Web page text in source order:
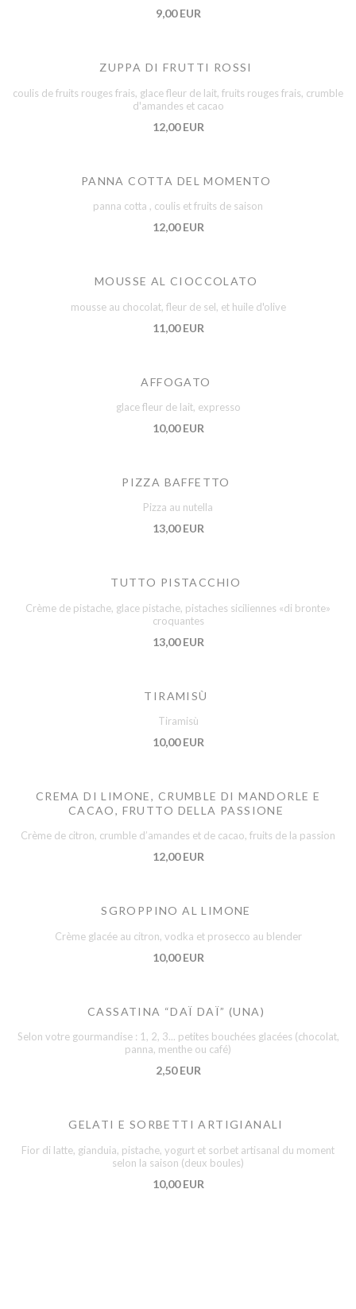
9,00 EUR
ZUPPA DI FRUTTI ROSSI
coulis de fruits rouges frais, glace fleur de lait, fruits rouges frais, crumble
d'amandes et cacao
12,00 EUR
PANNA COTTA DEL MOMENTO
panna cotta , coulis et fruits de saison
12,00 EUR
MOUSSE AL CIOCCOLATO
mousse au chocolat, fleur de sel, et huile d'olive
11,00 EUR
AFFOGATO
glace fleur de lait, expresso
10,00 EUR
PIZZA BAFFETTO
Pizza au nutella
13,00 EUR
TUTTO PISTACCHIO
Crème de pistache, glace pistache, pistaches siciliennes «di bronte»
croquantes
13,00 EUR
TIRAMISÙ
Tiramisù
10,00 EUR
CREMA DI LIMONE, CRUMBLE DI MANDORLE E
CACAO, FRUTTO DELLA PASSIONE
Crème de citron, crumble d’amandes et de cacao, fruits de la passion
12,00 EUR
SGROPPINO AL LIMONE
Crème glacée au citron, vodka et prosecco au blender
10,00 EUR
CASSATINA “DAÏ DAÏ” (UNA)
Selon votre gourmandise : 1, 2, 3... petites bouchées glacées (chocolat,
panna, menthe ou café)
2,50 EUR
GELATI E SORBETTI ARTIGIANALI
Fior di latte, gianduia, pistache, yogurt et sorbet artisanal du moment
selon la saison (deux boules)
10,00 EUR